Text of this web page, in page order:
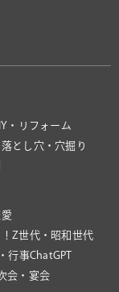
・リフォーム
落とし穴・穴掘り
Z世代・昭和世代
行事ChatGPT
会・宴会